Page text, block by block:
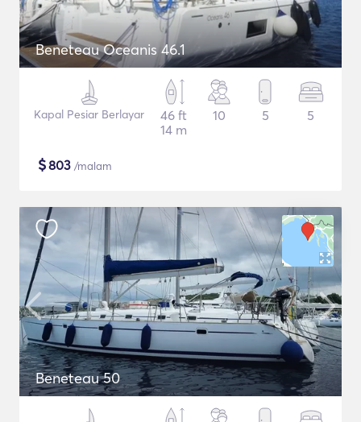
Beneteau Oceanis 46.1
Kapal Pesiar Berlayar
46 ft
14 m
10 5 5
$803 /malam
Beneteau 50